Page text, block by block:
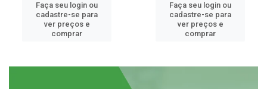
Faça seu login ou
cadastre-se para
ver preços e
comprar
Faça seu login ou
cadastre-se para
ver preços e
comprar